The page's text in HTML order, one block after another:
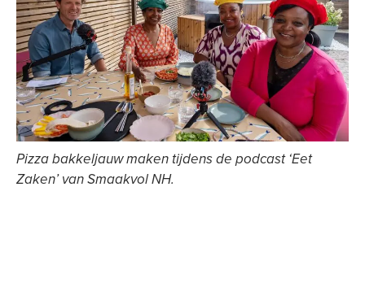
Pizza bakkeljauw maken tijdens de podcast ‘Eet
Zaken’ van Smaakvol NH.